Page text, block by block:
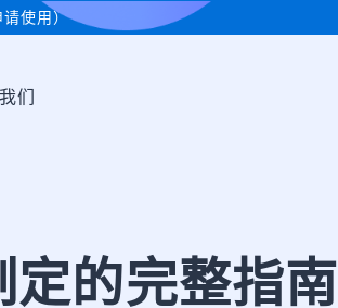
使用）
们
定的完整指南